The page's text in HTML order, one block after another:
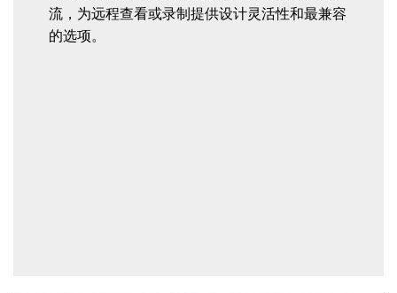
流，为远程查看或录制提供设计灵活性和最兼容
的选项。